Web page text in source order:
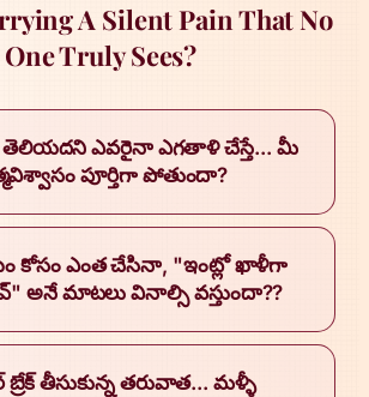
A Silent Pain That No
One Truly Sees?
తెలియదని ఎవరైనా ఎగతాళి చేస్తే... మీ
పూర్తిగా పోతుందా?
కోసం ఎంత చేసినా, "ఇంట్లో ఖాళీగా
అనే మాటలు వినాల్సి వస్తుందా??
బ్రేక్ తీసుకున్న తరువాత... మళ్ళీ